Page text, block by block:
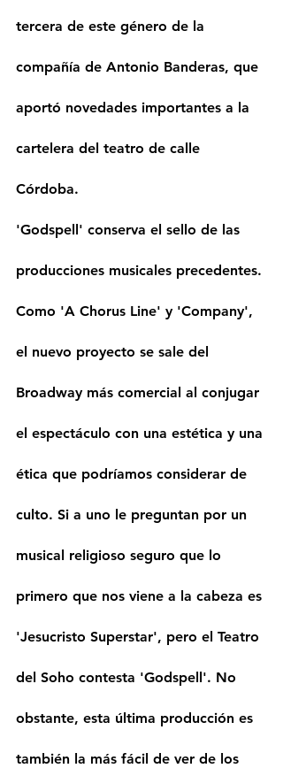
tercera de este género de la
compañía de Antonio Banderas, que
aportó novedades importantes a la
cartelera del teatro de calle
Córdoba.
'Godspell' conserva el sello de las
producciones musicales precedentes.
Como 'A Chorus Line' y 'Company',
el nuevo proyecto se sale del
Broadway más comercial al conjugar
el espectáculo con una estética y una
ética que podríamos considerar de
culto. Si a uno le preguntan por un
musical religioso seguro que lo
primero que nos viene a la cabeza es
'Jesucristo Superstar', pero el Teatro
del Soho contesta 'Godspell'. No
obstante, esta última producción es
también la más fácil de ver de los